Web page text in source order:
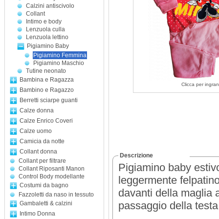
Calzini antiscivolo
Collant
Intimo e body
Lenzuola culla
Lenzuola lettino
Pigiamino Baby
Pigiamino Femmina
Pigiamino Maschio
Tutine neonato
Bambina e Ragazza
Bambino e Ragazzo
Berretti sciarpe guanti
Calze donna
Calze Enrico Coveri
Calze uomo
Camicia da notte
Collant donna
Collant per filtrare
Collant Riposanti Manon
Control Body modellante
Costumi da bagno
Fazzoletti da naso in tessuto
Gambaletti & calzini
Intimo Donna
Clicca per
Descrizione
Pigiamino baby
leggermente
davanti della maglia
passaggio della